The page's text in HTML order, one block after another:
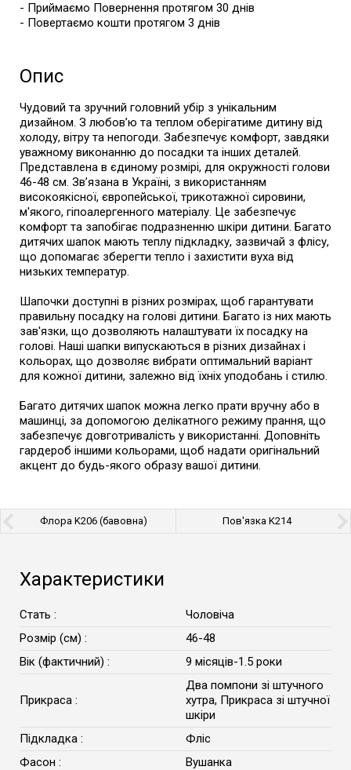
- Приймаємо Повернення протягом 30 днів
- Повертаємо кошти протягом 3 днів
Опис
Чудовий та зручний головний убір з унікальним
дизайном. З любов’ю та теплом оберігатиме дитину від
холоду, вітру та непогоди. Забезпечує комфорт, завдяки
уважному виконанню до посадки та інших деталей.
Представлена в єдиному розмірі, для окружності голови
46-48 см. Зв’язана в Україні, з використанням
високоякісної, європейської, трикотажної сировини,
м'якого, гіпоалергенного матеріалу. Це забезпечує
комфорт та запобігає подразненню шкіри дитини. Багато
дитячих шапок мають теплу підкладку, зазвичай з флісу,
що допомагає зберегти тепло і захистити вуха від
низьких температур.
Шапочки доступні в різних розмірах, щоб гарантувати
правильну посадку на голові дитини. Багато із них мають
зав'язки, що дозволяють налаштувати їх посадку на
голові. Наші шапки випускаються в різних дизайнах і
кольорах, що дозволяє вибрати оптимальний варіант
для кожної дитини, залежно від їхніх уподобань і стилю.
Багато дитячих шапок можна легко прати вручну або в
машинці, за допомогою делікатного режиму прання, що
забезпечує довготривалість у використанні. Доповніть
гардероб іншими кольорами, щоб надати оригінальний
акцент до будь-якого образу вашої дитини.
Пов'язка K214
Флора K206 (бавовна)
Характеристики
Стать :
Чоловіча
Розмір (см) :
46-48
Вік (фактичний) :
9 місяців-1.5 роки
Прикраса :
Два помпони зі штучного
хутра, Прикраса зі штучної
шкіри
Підкладка :
Фліс
Фасон :
Вушанка